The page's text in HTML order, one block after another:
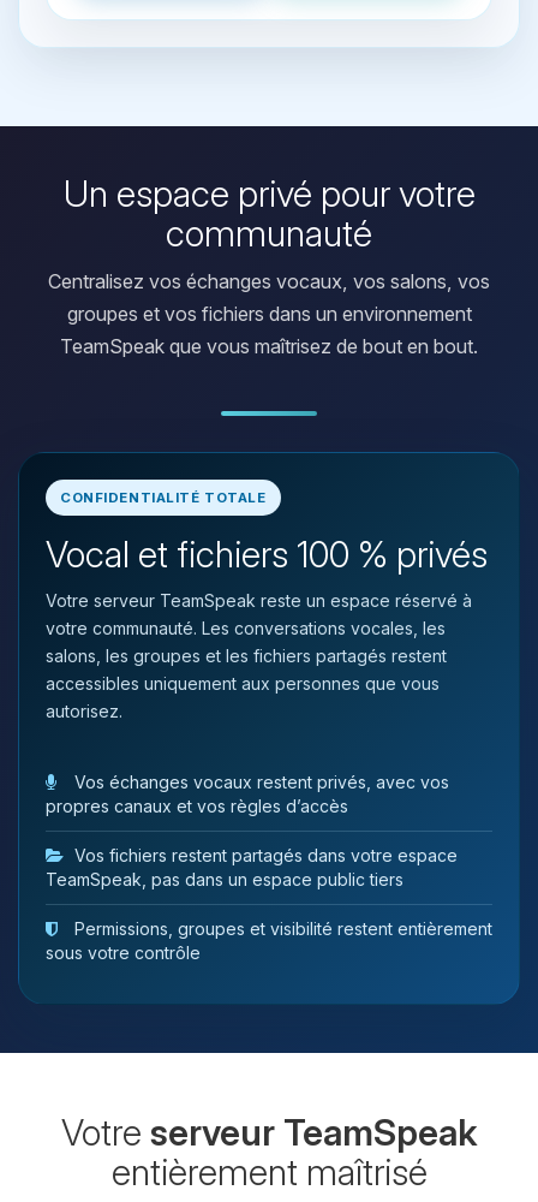
Un espace privé pour votre
communauté
Centralisez vos échanges vocaux, vos salons, vos
groupes et vos fichiers dans un environnement
TeamSpeak que vous maîtrisez de bout en bout.
CONFIDENTIALITÉ TOTALE
Vocal et fichiers 100 % privés
Votre serveur TeamSpeak reste un espace réservé à
votre communauté. Les conversations vocales, les
salons, les groupes et les fichiers partagés restent
accessibles uniquement aux personnes que vous
autorisez.
Vos échanges vocaux restent privés, avec vos
propres canaux et vos règles d’accès
Vos fichiers restent partagés dans votre espace
TeamSpeak, pas dans un espace public tiers
Permissions, groupes et visibilité restent entièrement
sous votre contrôle
Votre serveur TeamSpeak
entièrement maîtrisé
Youpi, enfin quelqu’un pour me
parler ! Moi c’est Choupy, ton petit
tu as besoin et je vais remuer mes
09/08/2026 à 16:13